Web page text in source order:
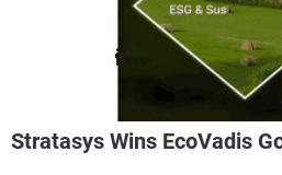
Stratasys Wins EcoVadis